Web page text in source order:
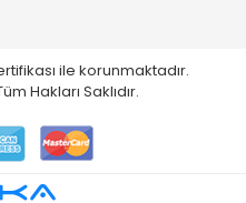
ile korunmaktadır.
Hakları Saklıdır.